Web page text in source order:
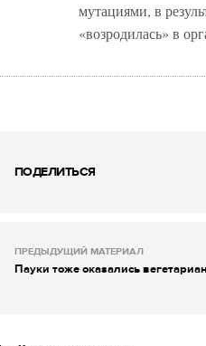
мутациями, в
«возродилась» в
ПОДЕЛИТЬСЯ
ПРЕДЫДУЩИЙ МАТЕРИАЛ
Пауки тоже оказались